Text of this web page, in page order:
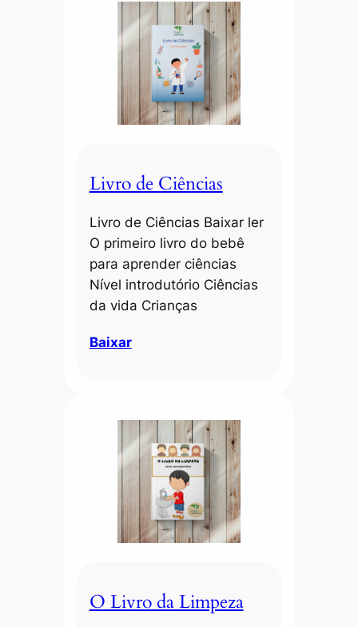
Livro de Ciências
Livro de Ciências Baixar ler
O primeiro livro do bebê
para aprender ciências
Nível introdutório Ciências
da vida Crianças
Baixar
O Livro da Limpeza